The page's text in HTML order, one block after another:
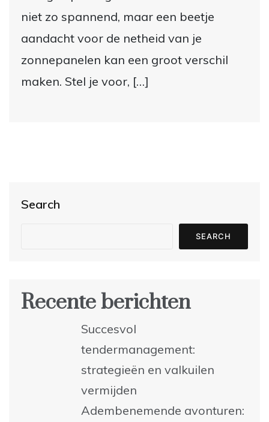
niet zo spannend, maar een beetje
aandacht voor de netheid van je
zonnepanelen kan een groot verschil
maken. Stel je voor, […]
Search
SEARCH
Recente berichten
Succesvol
tendermanagement:
strategieën en valkuilen
vermijden
Adembenemende avonturen: